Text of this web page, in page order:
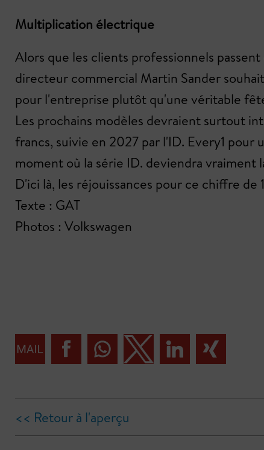
Multiplication électrique
Alors que les clients professionnels
directeur commercial Martin Sander
pour l'entreprise plutôt qu'une véritable
Les prochains modèles devraient surtout
francs, suivie en 2027 par l'ID. Every1
moment où la série ID. deviendra
D'ici là, les réjouissances pour ce chiffre
Texte : GAT
Photos : Volkswagen
<< Retour à l'aperçu